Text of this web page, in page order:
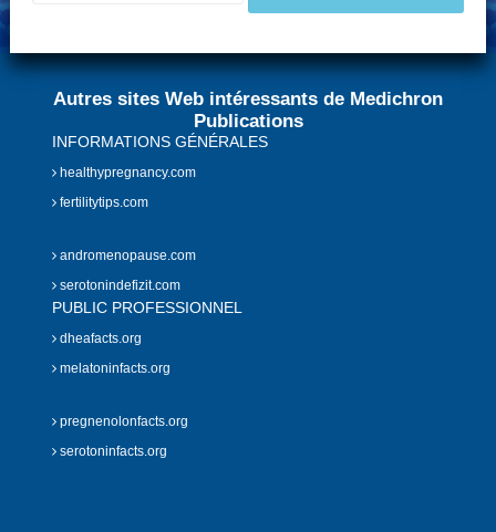
Autres sites Web intéressants de Medichron
Publications
INFORMATIONS GÉNÉRALES
healthypregnancy.com
fertilitytips.com
andromenopause.com
serotonindefizit.com
PUBLIC PROFESSIONNEL
dheafacts.org
melatoninfacts.org
pregnenolonfacts.org
serotoninfacts.org